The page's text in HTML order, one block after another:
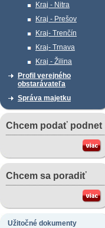
Kraj - Nitra
Kraj - Prešov
Kraj- Trenčín
Kraj- Trnava
Kraj - Žilina
Profil verejného
obstarávateľa
Správa majetku
Chcem podať podnet
Chcem sa poradiť
Užitočné dokumenty